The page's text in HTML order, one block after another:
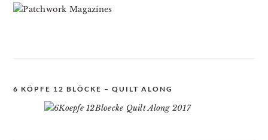
6 KÖPFE 12 BLÖCKE – QUILT ALONG